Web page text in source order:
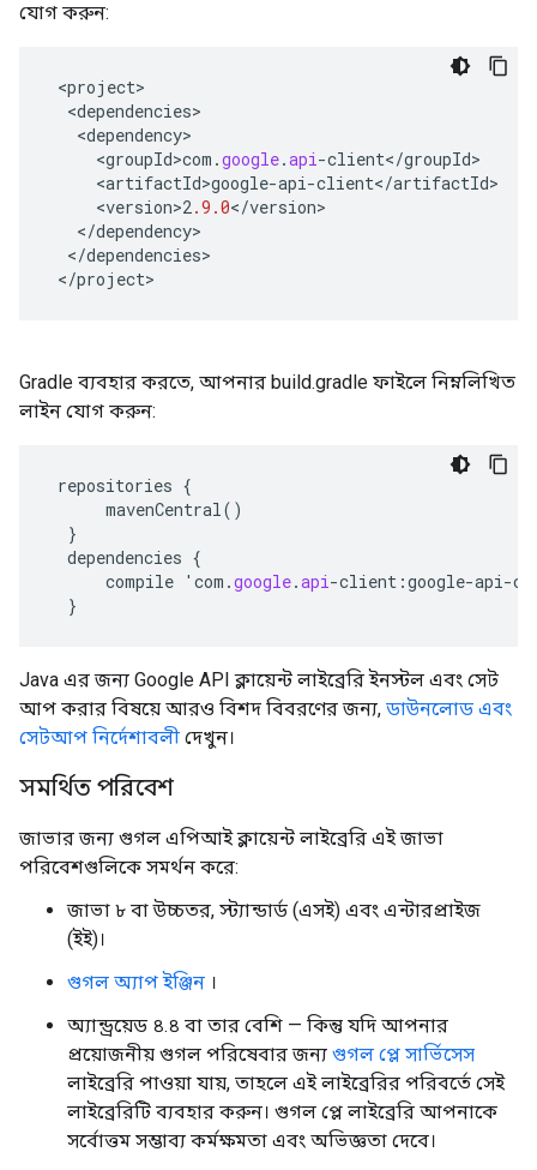
যোগ করুন:
<project
<dependencies
<dependency
<groupId>com .google.api-client</groupId
<artifactId>google-api-client</artifactId
<version>2.9.0</version
</dependency
</dependencies
</project>
Gradle ব্যবহার করতে, আপনার build.gradle ফাইলে নিম্নলিখিত
লাইন যোগ করুন:
repositories {
mavenCentral()
}
dependencies {
compile ' com .google.api-client :google-api-
}
Java এর জন্য Google API ক্লায়েন্ট লাইব্রেরি ইনস্টল এবং সেট
আপ করার বিষয়ে আরও বিশদ বিবরণের জন্য, ডাউনলোড এবং
সেটআপ নির্দেশাবলী দেখুন।
সমর্থিত পরিবেশ
জাভার জন্য গুগল এপিআই ক্লায়েন্ট লাইব্রেরি এই জাভা
পরিবেশগুলিকে সমর্থন করে:
জাভা ৮ বা উচ্চতর, স্ট্যান্ডার্ড (এসই) এবং এন্টারপ্রাইজ
(ইই)।
গুগল অ্যাপ ইঞ্জিন ।
অ্যান্ড্রয়েড ৪.৪ বা তার বেশি — কিন্তু যদি আপনার
প্রয়োজনীয় গুগল পরিষেবার জন্য গুগল প্লে সার্ভিসেস
লাইব্রেরি পাওয়া যায়, তাহলে এই লাইব্রেরির পরিবর্তে সেই
লাইব্রেরিটি ব্যবহার করুন। গুগল প্লে লাইব্রেরি আপনাকে
সর্বোত্তম সম্ভাব্য কর্মক্ষমতা এবং অভিজ্ঞতা দেবে।